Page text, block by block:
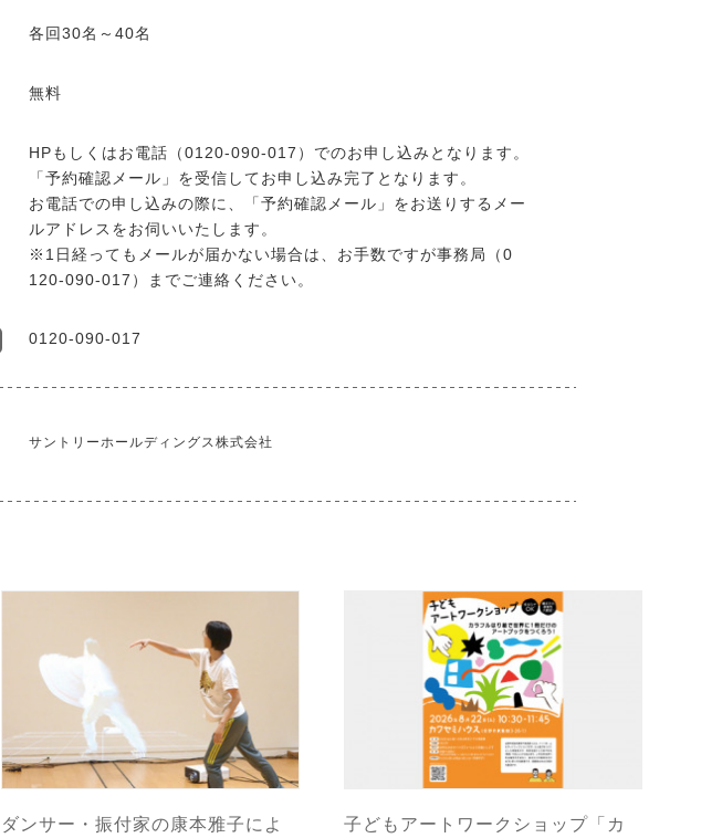
各回30名～40名
無料
HPもしくはお電話（0120-090-017）でのお申し込み となります。
「予約確認メール」を受信してお申し込み完了となります。
お電話での申し込みの際に、「予約確認メール」をお送りするメー
ルアドレスをお伺いいたします。
※1日経ってもメールが届かない場合は、お手数ですが事務局（0
120-090-017）までご連絡ください。
0120-090-017
サントリーホールディングス株式会社
ダンサー・振付家の康本雅子によ
子どもアートワークショップ「カ